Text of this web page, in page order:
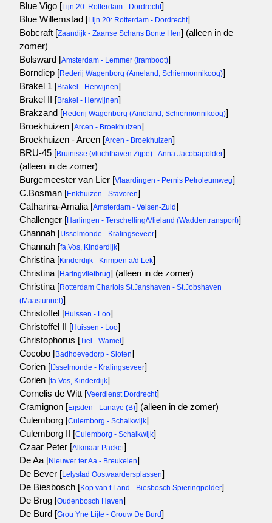
Blue Vigo [Lijn 20: Rotterdam - Dordrecht]
Blue Willemstad [Lijn 20: Rotterdam - Dordrecht]
Bobcraft [Zaandijk - Zaanse Schans Bonte Hen] (alleen in de
zomer)
Bolsward [Amsterdam - Lemmer (tramboot)]
Borndiep [Rederij Wagenborg (Ameland, Schiermonnikoog)]
Brakel 1 [Brakel - Herwijnen]
Brakel II [Brakel - Herwijnen]
Brakzand [Rederij Wagenborg (Ameland, Schiermonnikoog)]
Broekhuizen [Arcen - Broekhuizen]
Broekhuizen - Arcen [Arcen - Broekhuizen]
BRU-45 [Bruinisse (vluchthaven Zijpe) - Anna Jacobapolder]
(alleen in de zomer)
Burgemeester van Lier [Vlaardingen - Pernis Petroleumweg]
C.Bosman [Enkhuizen - Stavoren]
Catharina-Amalia [Amsterdam - Velsen-Zuid]
Challenger [Harlingen - Terschelling/Vlieland (Waddentransport)]
Channah [ IJsselmonde - Kralingseveer]
Channah [fa.Vos, Kinderdijk]
Christina [Kinderdijk - Krimpen a/d Lek]
Christina [Haringvlietbrug] (alleen in de zomer)
Christina [Rotterdam Charlois St.Janshaven - St.Jobshaven
(Maastunnel)]
Christoffel [Huissen - Loo]
Christoffel II [Huissen - Loo]
Christophorus [Tiel - Wamel ]
Cocobo [Badhoevedorp - Sloten]
Corien [ IJsselmonde - Kralingseveer]
Corien [fa.Vos, Kinderdijk]
Cornelis de Witt [Veerdienst Dordrecht]
Cramignon [Eijsden - Lanaye (B)] (alleen in de zomer)
Culemborg [Culemborg - Schalkwijk]
Culemborg II [Culemborg - Schalkwijk]
Czaar Peter [Alkmaar Packet]
De Aa [Nieuwer ter Aa - Breukelen]
De Bever [Lelystad Oostvaardersplassen]
De Biesbosch [Kop van t Land - Biesbosch Spieringpolder]
De Brug [Oudenbosch Haven]
De Burd [Grou Yne Lijte - Grouw De Burd]